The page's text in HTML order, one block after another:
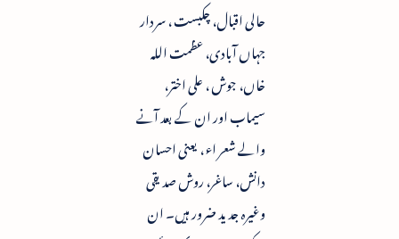
حالی اقبال، چکبست ، سردار
جہاں آبادی، عظمت اللہ
خاں، جوش ، علی اختر،
سیماب اور ان کے بعد آنے
والے شعر اء ، یعنی احسان
دانش، ساغر، روش صدیقی
وغیرہ جدید ضرور ہیں۔ ان